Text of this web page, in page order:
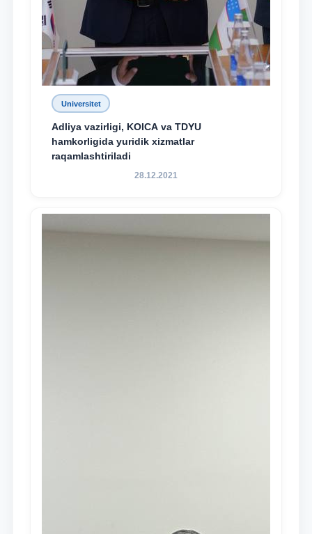
Universitet
Adliya vazirligi, KOICA va TDYU
hamkorligida yuridik xizmatlar
raqamlashtiriladi
28.12.2021